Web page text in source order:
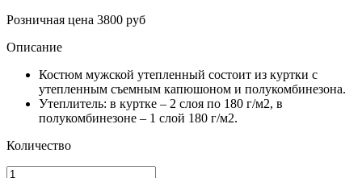
Розничная цена 3800 руб
Описание
Костюм мужской утепленный состоит из куртки с
утепленным съемным капюшоном и полукомбинезона.
Утеплитель: в куртке – 2 слоя по 180 г/м2, в
полукомбинезоне – 1 слой 180 г/м2.
Количество